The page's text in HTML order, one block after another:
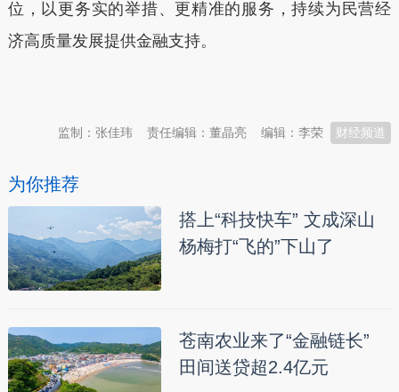
位，以更务实的举措、更精准的服务，持续为民营经
济高质量发展提供金融支持。
财经频道
编辑：李荣
责任编辑：董晶亮
监制：张佳玮
为你推荐
搭上“科技快车” 文成深山
杨梅打“飞的”下山了
苍南农业来了“金融链长”
田间送贷超2.4亿元